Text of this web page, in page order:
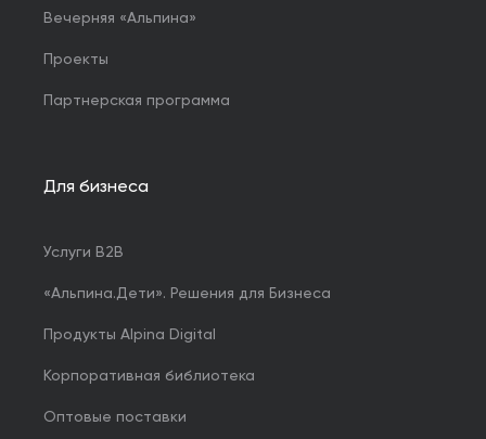
Вечерняя «Альпина»
Проекты
Партнерская программа
Для бизнеса
Услуги B2B
«Альпина.Дети». Решения для Бизнеса
Продукты Alpina Digital
Корпоративная библиотека
Оптовые поставки